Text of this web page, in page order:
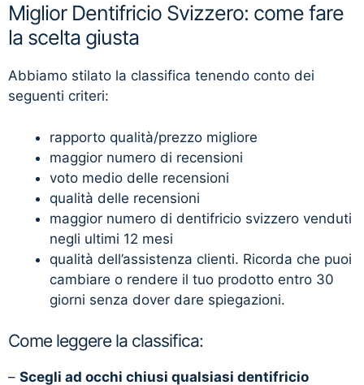
Miglior Dentifricio Svizzero: come fare
la scelta giusta
Abbiamo stilato la classifica tenendo conto dei
seguenti criteri:
rapporto qualità/prezzo migliore
maggior numero di recensioni
voto medio delle recensioni
qualità delle recensioni
maggior numero di dentifricio svizzero venduti
negli ultimi 12 mesi
qualità dell’assistenza clienti. Ricorda che puoi
cambiare o rendere il tuo prodotto entro 30
giorni senza dover dare spiegazioni.
Come leggere la classifica:
– Scegli ad occhi chiusi qualsiasi dentifricio